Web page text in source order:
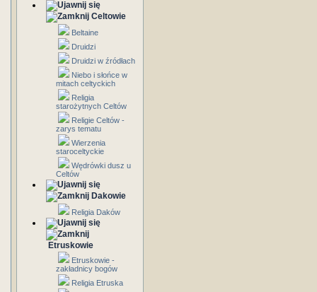
Celtowie
Beltaine
Druidzi
Druidzi w źródłach
Niebo i słońce w
mitach celtyckich
Religia
starożytnych Celtów
Religie Celtów -
zarys tematu
Wierzenia
staroceltyckie
Wędrówki dusz u
Celtów
Dakowie
Religia Daków
Etruskowie
Etruskowie -
zakładnicy bogów
Religia Etruska